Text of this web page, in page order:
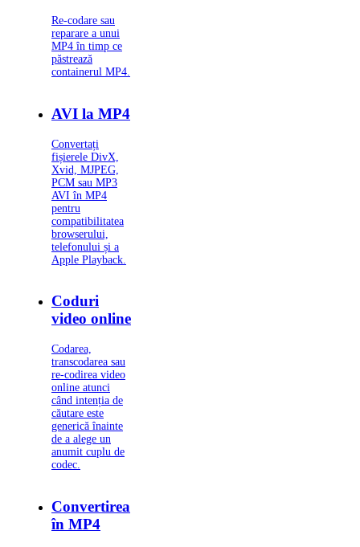
Re-codare sau
reparare a unui
MP4 în timp ce
păstrează
containerul MP4.
AVI la MP4
Convertați
fișierele DivX,
Xvid, MJPEG,
PCM sau MP3
AVI în MP4
pentru
compatibilitatea
browserului,
telefonului și a
Apple Playback.
Coduri
video online
Codarea,
transcodarea sau
re-codirea video
online atunci
când intenția de
căutare este
generică înainte
de a alege un
anumit cuplu de
codec.
Convertirea
în MP4